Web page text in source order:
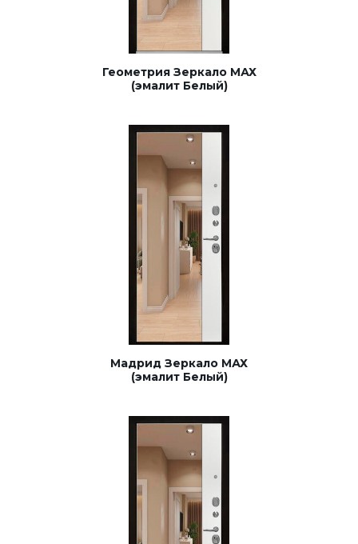
Геометрия Зеркало МАХ
(эмалит Белый)
Мадрид Зеркало МАХ
(эмалит Белый)